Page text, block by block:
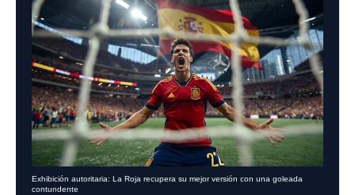
Exhibición autoritaria: La Roja recupera su mejor versión con una goleada
contundente